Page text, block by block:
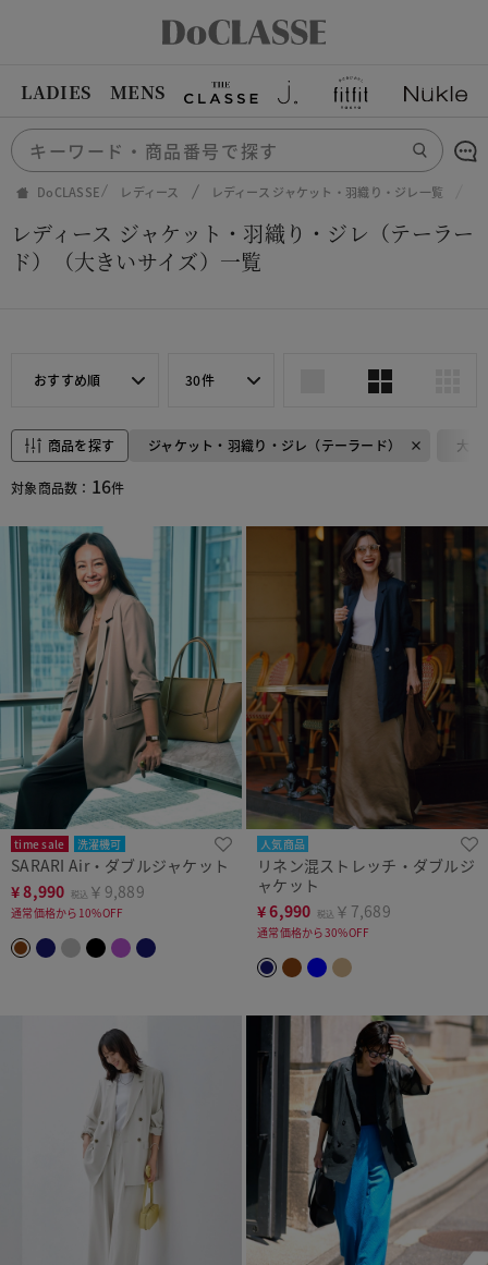
LADIES MENS
DoCLASSE レディース レディース ジャケット・羽織り・ジレ一覧
レディース ジャケット・羽織り・ジレ（テーラー
ド）（大きいサイズ）一覧
おすすめ順 30件
商品を探す ジャケット・羽織り・ジレ（テーラード） 大き
対象商品数： 16件
time sale 洗濯機可
SARARI Air・ダブルジャケット
¥8,990 税込 ￥9,889
通常価格から10%OFF
人気商品
リネン混ストレッチ・ダブルジ
ャケット
¥6,990 税込 ￥7,689
通常価格から30%OFF